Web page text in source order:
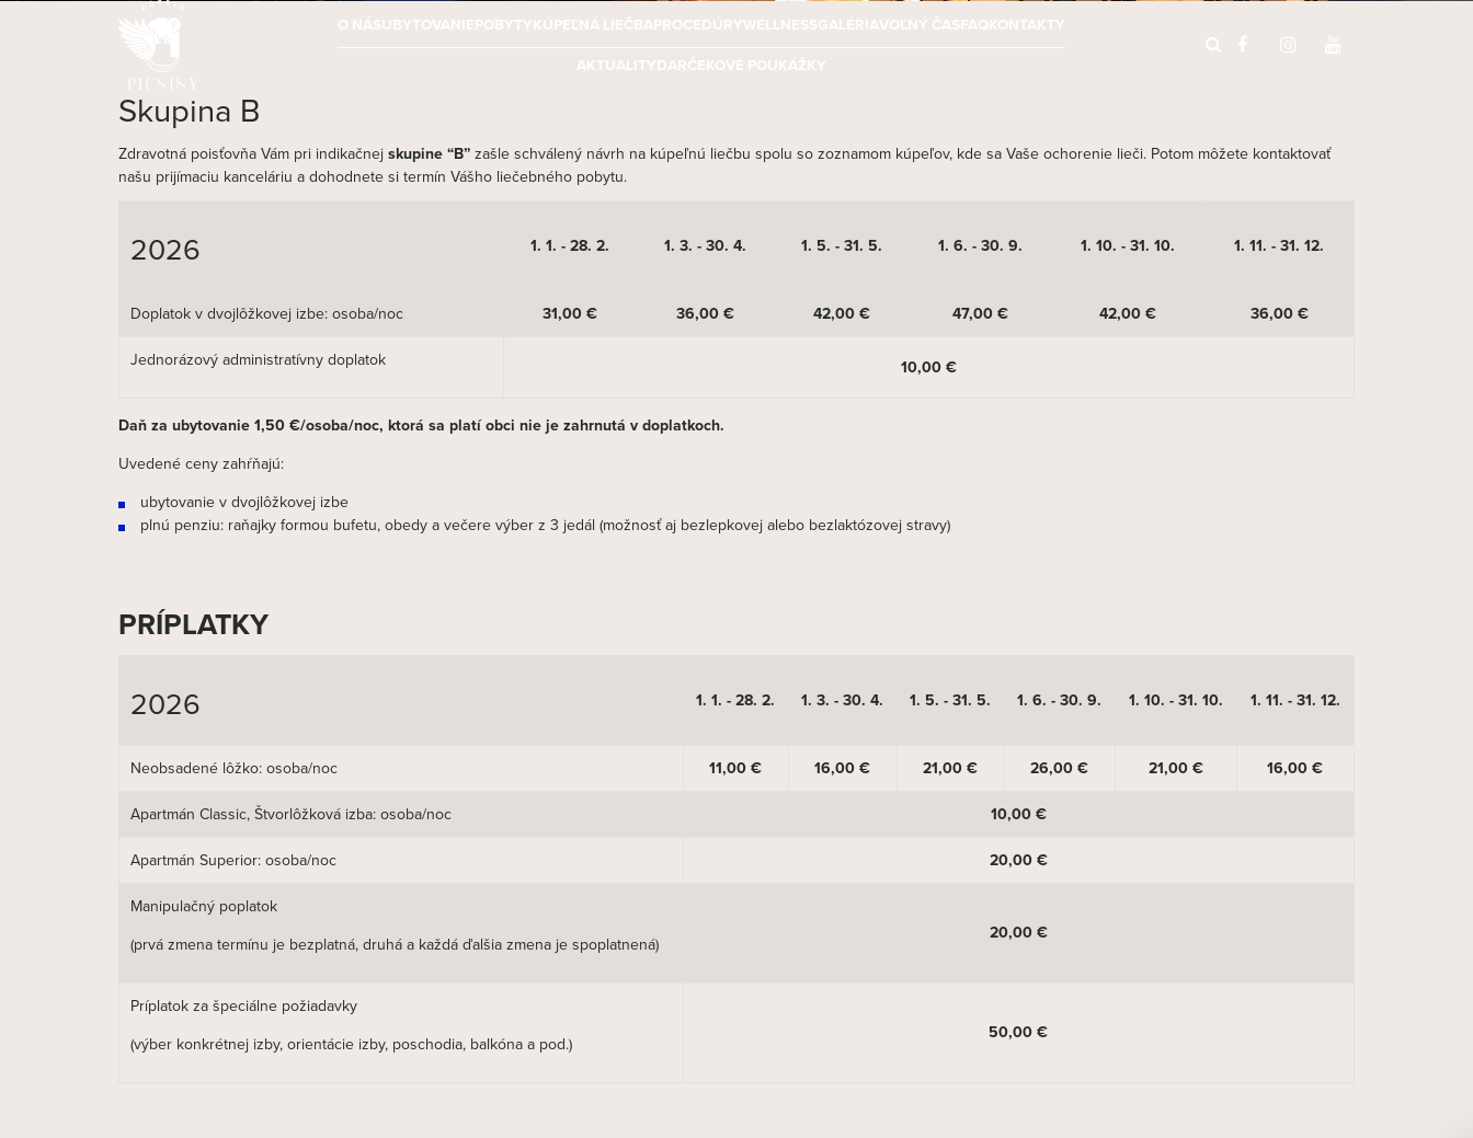
O NÁSUBYTOVANIEPOBYTYKÚPEĽNÁ LIEČBAPROCEDÚRYWELLNESSGALÉRIAVOĽNÝ ČASFAQKONTAKTY
AKTUALITYDARČEKOVÉ POUKÁŽKY
Skupina B
Zdravotná poisťovňa Vám pri indikačnej skupine “B” zašle schválený návrh na kúpeľnú liečbu spolu so zoznamom kúpeľov, kde sa Vaše ochorenie lieči. Potom môžete kontaktovať
našu prijímaciu kanceláriu a dohodnete si termín Vášho liečebného pobytu.
2026 1. 1. - 28. 2. 1. 3. - 30. 4. 1. 5. - 31. 5. 1. 6. - 30. 9. 1. 10. - 31. 10. 1. 11. - 31. 12.
Doplatok v dvojlôžkovej izbe: osoba/noc 31,00 € 36,00 € 42,00 € 47,00 € 42,00 € 36,00 €
Jednorázový administratívny doplatok 10,00 €
Daň za ubytovanie 1,50 €/osoba/noc, ktorá sa platí obci nie je zahrnutá v doplatkoch.
Uvedené ceny zahŕňajú:
ubytovanie v dvojlôžkovej izbe
plnú penziu: raňajky formou bufetu, obedy a večere výber z 3 jedál (možnosť aj bezlepkovej alebo bezlaktózovej stravy)
PRÍPLATKY
2026 1. 1. - 28. 2. 1. 3. - 30. 4. 1. 5. - 31. 5. 1. 6. - 30. 9. 1. 10. - 31. 10. 1. 11. - 31. 12.
Neobsadené lôžko: osoba/noc 11,00 € 16,00 € 21,00 € 26,00 € 21,00 € 16,00 €
Apartmán Classic, Štvorlôžková izba: osoba/noc 10,00 €
Apartmán Superior: osoba/noc 20,00 €
Manipulačný poplatok
(prvá zmena termínu je bezplatná, druhá a každá ďalšia zmena je spoplatnená)
20,00 €
Príplatok za špeciálne požiadavky
(výber konkrétnej izby, orientácie izby, poschodia, balkóna a pod.)
50,00 €